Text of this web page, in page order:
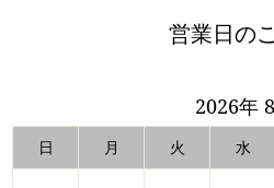
営業日の
2026年
日 月 火 水